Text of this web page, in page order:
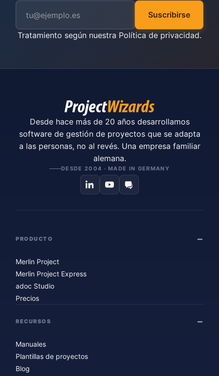
Suscribirse
Tratamiento según nuestra Política de privacidad.
Desde hace más de 20 años desarrollamos
software de gestión de proyectos que se adapta
a las personas, no al revés. Una empresa familiar
alemana.
DESDE 2004 · MADE IN GERMANY
PRODUCTO
Merlin Project
Merlin Project Express
adoc Studio
Precios
RECURSOS
Manuales
Plantillas de proyectos
Blog